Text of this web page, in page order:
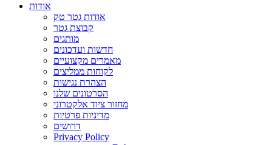
אודות
אודות גטר טק
קבוצת גטר
מותגים
חדשות ועדכונים
מאמרים מקצועיים
לקוחות ממליצים
הצהרת נגישות
הסרטונים שלנו
מחזור ציוד אלקטרוני
מדיניות פרטיות
דרושים
Privacy Policy